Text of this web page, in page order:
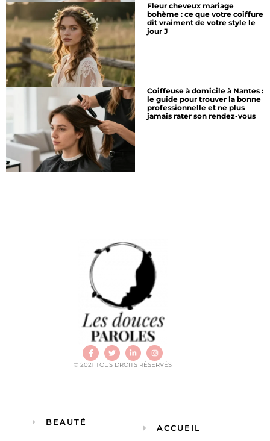
Fleur cheveux mariage
bohème : ce que votre coiffure
dit vraiment de votre style le
jour J
Coiffeuse à domicile à Nantes :
le guide pour trouver la bonne
professionnelle et ne plus
jamais rater son rendez-vous
© 2021 TOUS DROITS RÉSERVÉS
BEAUTÉ
ACCUEIL